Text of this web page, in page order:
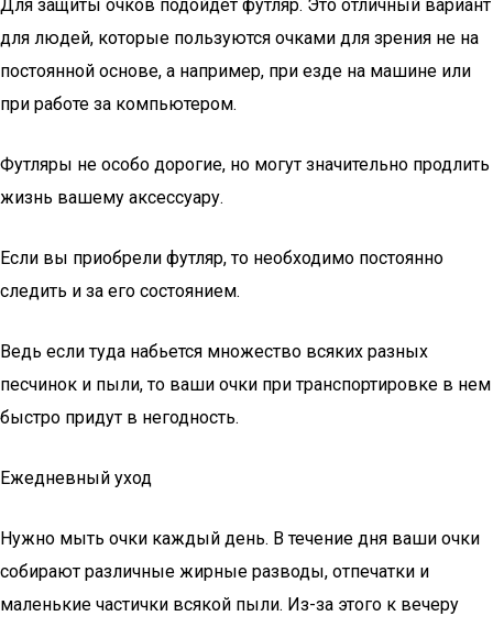
Для защиты очков подойдет футляр. Это отличный вариант
для людей, которые пользуются очками для зрения не на
постоянной основе, а например, при езде на машине или
при работе за компьютером.
Футляры не особо дорогие, но могут значительно продлить
жизнь вашему аксессуару.
Если вы приобрели футляр, то необходимо постоянно
следить и за его состоянием.
Ведь если туда набьется множество всяких разных
песчинок и пыли, то ваши очки при транспортировке в нем
быстро придут в негодность.
Ежедневный уход
Нужно мыть очки каждый день. В течение дня ваши очки
собирают различные жирные разводы, отпечатки и
маленькие частички всякой пыли. Из-за этого к вечеру